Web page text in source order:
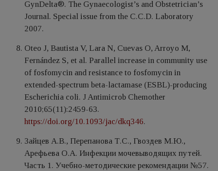
GynDelta®. The Gynaecologist’s and Obstetrician’s
Journal. Special issue from the C.C.D. Laboratory
2007.
Oteo J, Bautista V, Lara N, Cuevas O, Arroyo M,
Fernández S, et al. Parallel increase in community use
of fosfomycin and resistance to fosfomycin in
extended-spectrum beta-lactamase (ESBL)-producing
Escherichia coli. J Antimicrob Chemother
2010;65(11):2459-63.
https://doi.org/10.1093/jac/dkq346.
Зайцев А.В., Перепанова Т.С., Гвоздев M.Ю.,
Арефьева О.А. Инфекции мочевыводящих путей.
Часть 1. Учебно-методические рекомендации №57.